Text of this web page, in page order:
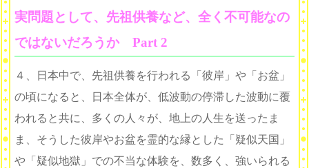
実問題として、先祖供養など、全く不可能なの
ではないだろうか Part 2
４、日本中で、先祖供養を行われる「彼岸」や「お盆」
の頃になると、日本全体が、低波動の停滞した波動に覆
われると共に、多くの人々が、地上の人生を送ったま
ま、そうした彼岸やお盆を霊的な縁とした「疑似天国」
や「疑似地獄」での不当な体験を、数多く、強いられる